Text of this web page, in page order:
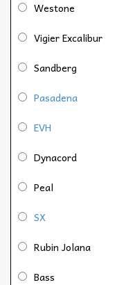
Westone
Vigier Excalibur
Sandberg
Pasadena
EVH
Dynacord
Peal
SX
Rubin Jolana
Bass